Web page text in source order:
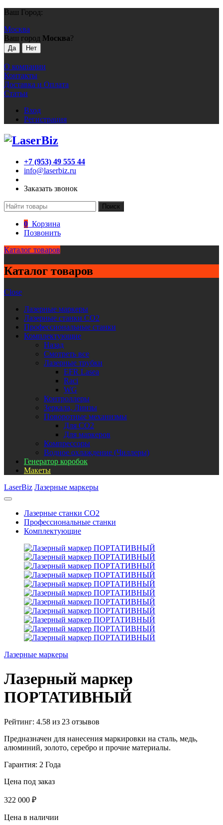
Ваш Город:
Москва
Ваш город Москва?
О компании
Контакты
Доставка и Оплата
Статьи
Вход
Регистрация
+7 (953) 49 555 44
info@laserbiz.ru
Заказать звонок
Поиск
0 Корзина
Позвонить
Каталог товаров
Каталог товаров
Close
Лазерные маркеры
Лазерные станки CO2
Профессиональные станки
Комплектующие
Назад
Смотреть все
Лазерные трубки
EFR Lasea
Raci
WG
Контроллеры
Зеркала, Линзы
Поворотные механизмы
Для CO2
Для маркеров
Компрессоры
Водное охлаждение (Чиллеры)
Генератор коробок
Макеты
LaserBiz Лазерные маркеры
Лазерные станки CO2
Профессиональные станки
Комплектующие
Лазерные маркеры
Лазерный маркер
ПОРТАТИВНЫЙ
Рейтинг: 4.58 из 23 отзывов
Предназначен для нанесения маркировки на сталь, медь,
алюминий, золото, серебро и прочие материалы.
Гарантия: 2 Года
Цена под заказ
322 000 ₽
Цена в наличии